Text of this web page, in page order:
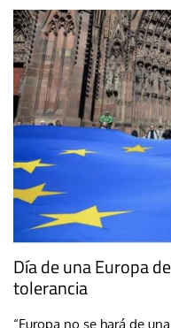
Día de una Europa
tolerancia
“Europa no se hará de